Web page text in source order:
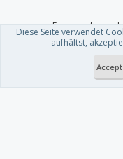
Forum software
Theme
Du betrachtest gerade:
Diese Seite verwendet
aufhältst,
Accept